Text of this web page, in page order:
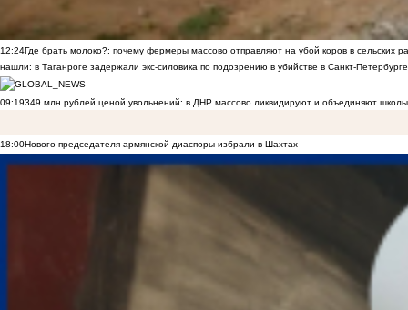
12:24Где брать молоко?: почему фермеры массово отправляют на убой коров в сельских
нашли: в Таганроге задержали экс-силовика по подозрению в убийстве в Санкт-Петербурге
09:19349 млн рублей ценой увольнений: в ДНР массово ликвидируют и объединяют
18:00Нового председателя армянской диаспоры избрали в Шахтах